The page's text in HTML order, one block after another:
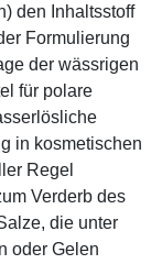
den Inhaltsstoff
Formulierung
der wässrigen
für polare
in kosmetischen
Regel
Verderb des
die unter
oder Gelen